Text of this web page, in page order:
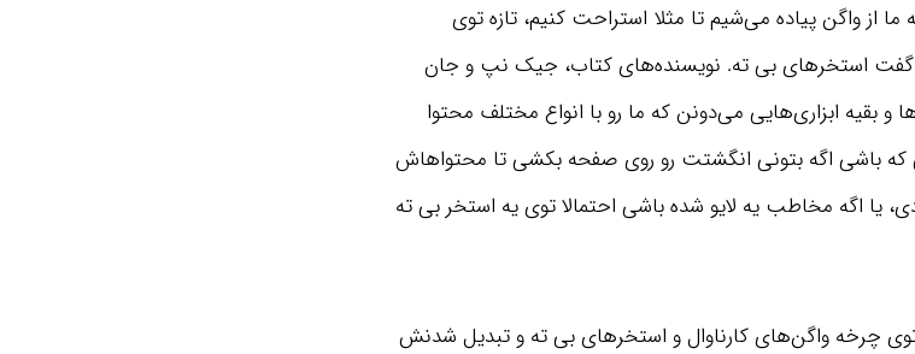
از واگن پیاده می‌شیم تا مثلا استراحت کنیم، تازه توی
استخر‌های بی ته. نویسنده‌های کتاب، جیک نپ و جان
بقیه ابزاری‌هایی می‌دونن که ما رو با انواع مختلف محتوا
که باشی اگه بتونی انگشتت رو روی صفحه بکشی تا محتواهاش
یا اگه مخاطب یه لایو شده باشی احتمالا توی یه استخر بی ته
توی چرخه واگن‌های کارناوال و استخرهای بی ته و تبدیل شدنش